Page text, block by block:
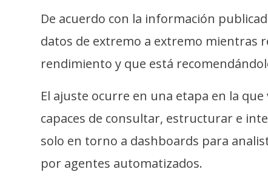
o
s
o
n
a
c
De acuerdo con la información
datos de extremo a extremo mientras
rendimiento y que está
El ajuste ocurre en una etapa en la
capaces de consultar, estructurar e
solo en torno a dashboards para
por agentes automatizados.